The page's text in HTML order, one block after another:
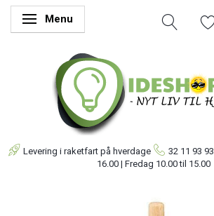
Skifte navigation
Menu
Levering i raketfart på hverdage 32 11 93 93
16.00 | Fredag 10.00 til 15.00